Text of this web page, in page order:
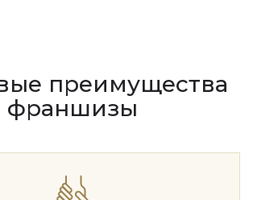
преимущества
франшизы